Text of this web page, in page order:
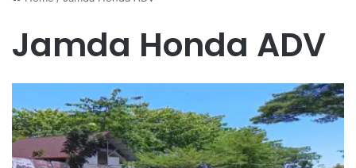
Jamda Honda ADV